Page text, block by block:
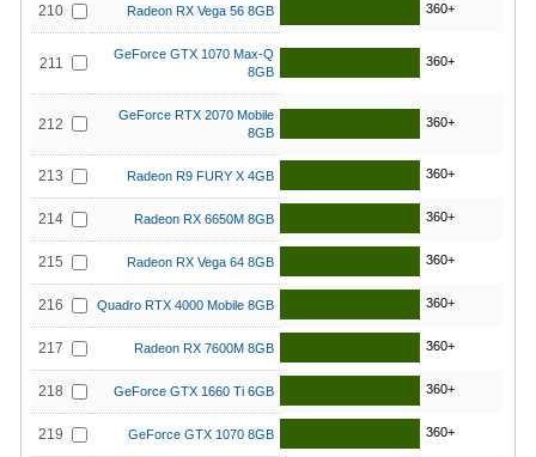
210 Radeon RX Vega 56 8GB 360+
211
GeForce GTX 1070 Max-Q
8GB
360+
212
GeForce RTX 2070 Mobile
8GB
360+
213 Radeon R9 FURY X 4GB 360+
214 Radeon RX 6650M 8GB 360+
215 Radeon RX Vega 64 8GB 360+
216 Quadro RTX 4000 Mobile 8GB 360+
217 Radeon RX 7600M 8GB 360+
218 GeForce GTX 1660 Ti 6GB 360+
219 GeForce GTX 1070 8GB 360+